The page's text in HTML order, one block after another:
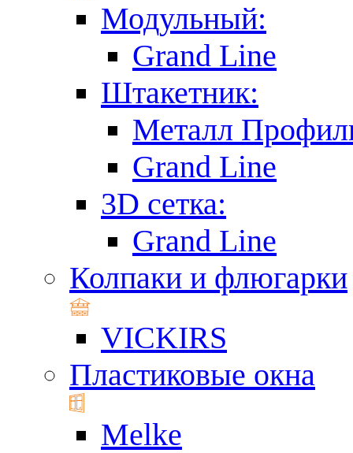
Модульный:
Grand Line
Штакетник:
Металл
Grand Line
3D сетка:
Grand Line
Колпаки и флюгарки
VICKIRS
Пластиковые окна
Melke